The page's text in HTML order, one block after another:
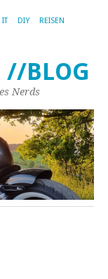
IT DIY REISEN
//BLOG
Nerds